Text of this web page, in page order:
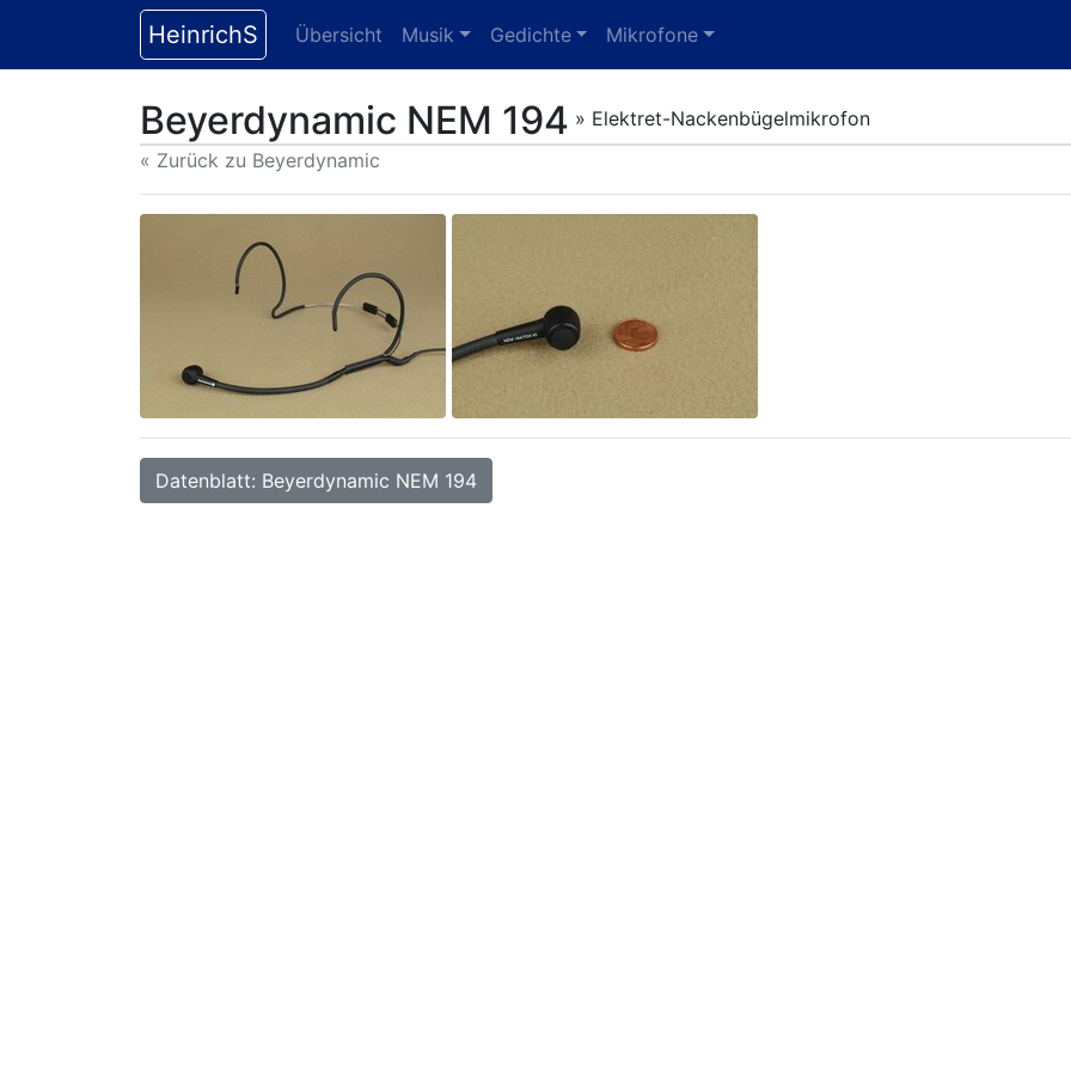
HeinrichS Übersicht Musik Gedichte Mikrofone
Beyerdynamic NEM 194 » Elektret-Nackenbügelmikrofon
« Zurück zu Beyerdynamic
Datenblatt: Beyerdynamic NEM 194